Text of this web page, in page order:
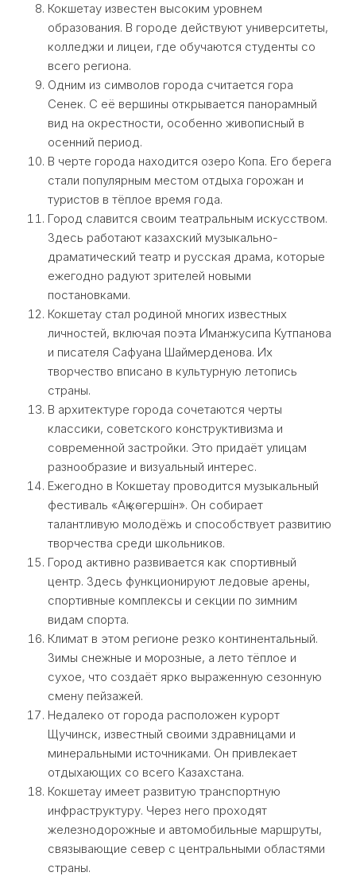
Кокшетау известен высоким уровнем
образования. В городе действуют университеты,
колледжи и лицеи, где обучаются студенты со
всего региона.
Одним из символов города считается гора
Сенек. С её вершины открывается панорамный
вид на окрестности, особенно живописный в
осенний период.
В черте города находится озеро Копа. Его берега
стали популярным местом отдыха горожан и
туристов в тёплое время года.
Город славится своим театральным искусством.
Здесь работают казахский музыкально-
драматический театр и русская драма, которые
ежегодно радуют зрителей новыми
постановками.
Кокшетау стал родиной многих известных
личностей, включая поэта Иманжусипа Кутпанова
и писателя Сафуана Шаймерденова. Их
творчество вписано в культурную летопись
страны.
В архитектуре города сочетаются черты
классики, советского конструктивизма и
современной застройки. Это придаёт улицам
разнообразие и визуальный интерес.
Ежегодно в Кокшетау проводится музыкальный
фестиваль «Ақ көгершін». Он собирает
талантливую молодёжь и способствует развитию
творчества среди школьников.
Город активно развивается как спортивный
центр. Здесь функционируют ледовые арены,
спортивные комплексы и секции по зимним
видам спорта.
Климат в этом регионе резко континентальный.
Зимы снежные и морозные, а лето тёплое и
сухое, что создаёт ярко выраженную сезонную
смену пейзажей.
Недалеко от города расположен курорт
Щучинск, известный своими здравницами и
минеральными источниками. Он привлекает
отдыхающих со всего Казахстана.
Кокшетау имеет развитую транспортную
инфраструктуру. Через него проходят
железнодорожные и автомобильные маршруты,
связывающие север с центральными областями
страны.